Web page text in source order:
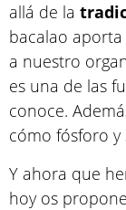
allá de la
bacalao
a nuestro
es una de las
conoce.
cómo fósforo
Y ahora que
hoy os